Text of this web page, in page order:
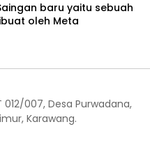
baru yaitu sebuah
oleh Meta
007, Desa Purwadana,
Karawang.